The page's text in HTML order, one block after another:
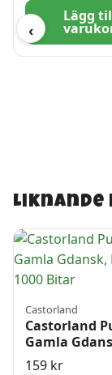
‹
Lägg
Castorland
Castorland
Gamla
Polen 1000
159 kr